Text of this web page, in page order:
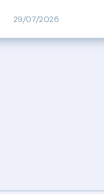
29/07/2026